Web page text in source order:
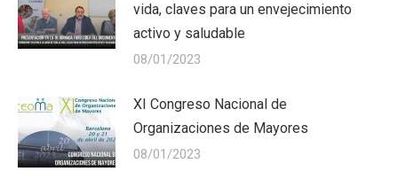
vida, claves para un envejecimiento
activo y saludable
08/01/2023
XI Congreso Nacional de
Organizaciones de Mayores
08/01/2023